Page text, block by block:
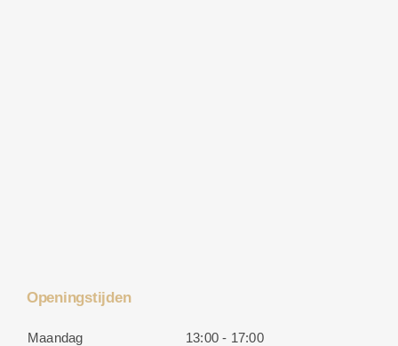
Openingstijden
Maandag
13:00 - 17:00